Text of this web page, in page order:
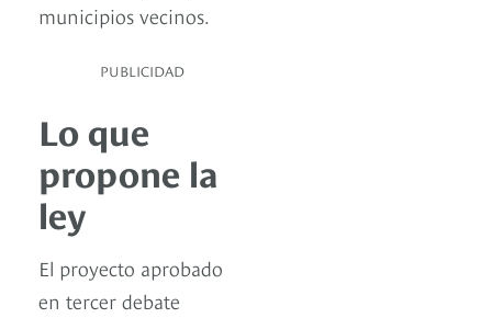
municipios vecinos.
PUBLICIDAD
Lo que
propone la
ley
El proyecto aprobado
en tercer debate